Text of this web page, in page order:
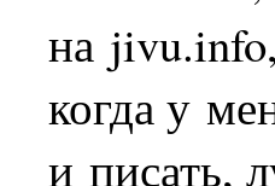
на
когда у
и писать,